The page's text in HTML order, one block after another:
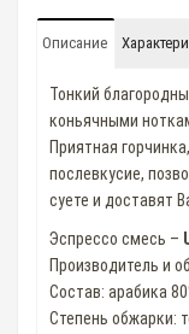
Описание
Тонкий
коньячными
Приятная
послевкусие,
суете и доставят
Эспрессо смесь –
Производитель и
Состав: арабика
Степень обжарки: